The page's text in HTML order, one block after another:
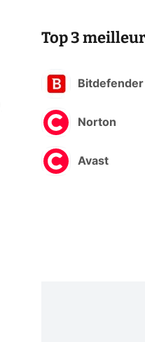
Top 3
Bitdefender
Norton
Avast